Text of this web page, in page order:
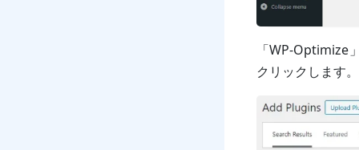
「WP-Optimize
クリックします。